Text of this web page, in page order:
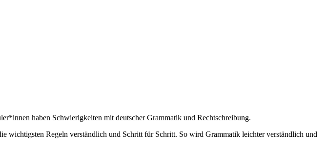
haben Schwierigkeiten mit deutscher Grammatik und Rechtschreibung.
wichtigsten Regeln verständlich und Schritt für Schritt. So wird Grammatik leichter verständlich und